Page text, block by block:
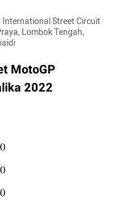
Street Circuit
Lombok Tengah,
MotoGP
2022